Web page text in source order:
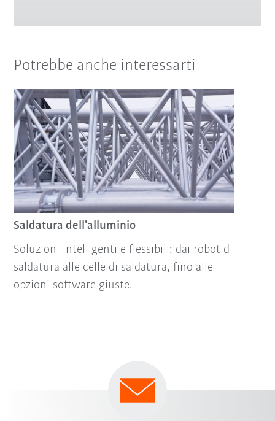
Potrebbe anche interessarti
Saldatura dell’alluminio
Soluzioni intelligenti e flessibili: dai robot di
saldatura alle celle di saldatura, fino alle
opzioni software giuste.